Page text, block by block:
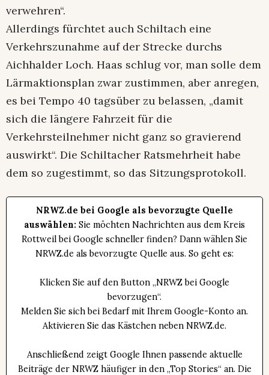
verwehren“.
Allerdings fürchtet auch Schiltach eine
Verkehrszunahme auf der Strecke durchs
Aichhalder Loch. Haas schlug vor, man solle dem
Lärmaktionsplan zwar zustimmen, aber anregen,
es bei Tempo 40 tagsüber zu belassen, „damit
sich die längere Fahrzeit für die
Verkehrsteilnehmer nicht ganz so gravierend
auswirkt“. Die Schiltacher Ratsmehrheit habe
dem so zugestimmt, so das Sitzungsprotokoll.
NRWZ.de bei Google als bevorzugte Quelle
auswählen: Sie möchten Nachrichten aus dem Kreis
Rottweil bei Google schneller finden? Dann wählen Sie
NRWZ.de als bevorzugte Quelle aus. So geht es:
Klicken Sie auf den Button „NRWZ bei Google
bevorzugen“.
Melden Sie sich bei Bedarf mit Ihrem Google-Konto an.
Aktivieren Sie das Kästchen neben NRWZ.de.
Anschließend zeigt Google Ihnen passende aktuelle
Beiträge der NRWZ häufiger in den „Top Stories“ an. Die